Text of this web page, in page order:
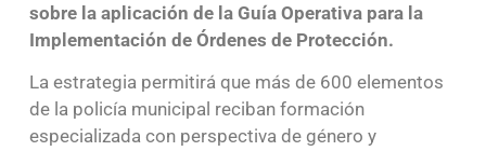
sobre la aplicación de la Guía Operativa para la
Implementación de Órdenes de Protección.
La estrategia permitirá que más de 600 elementos
de la policía municipal reciban formación
especializada con perspectiva de género y